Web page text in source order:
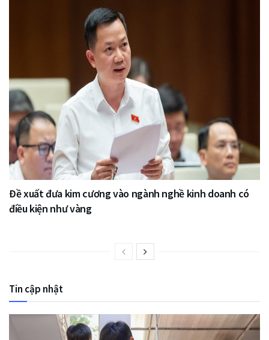
Đề xuất đưa kim cương vào ngành nghề kinh doanh có
điều kiện như vàng
Tin cập nhật